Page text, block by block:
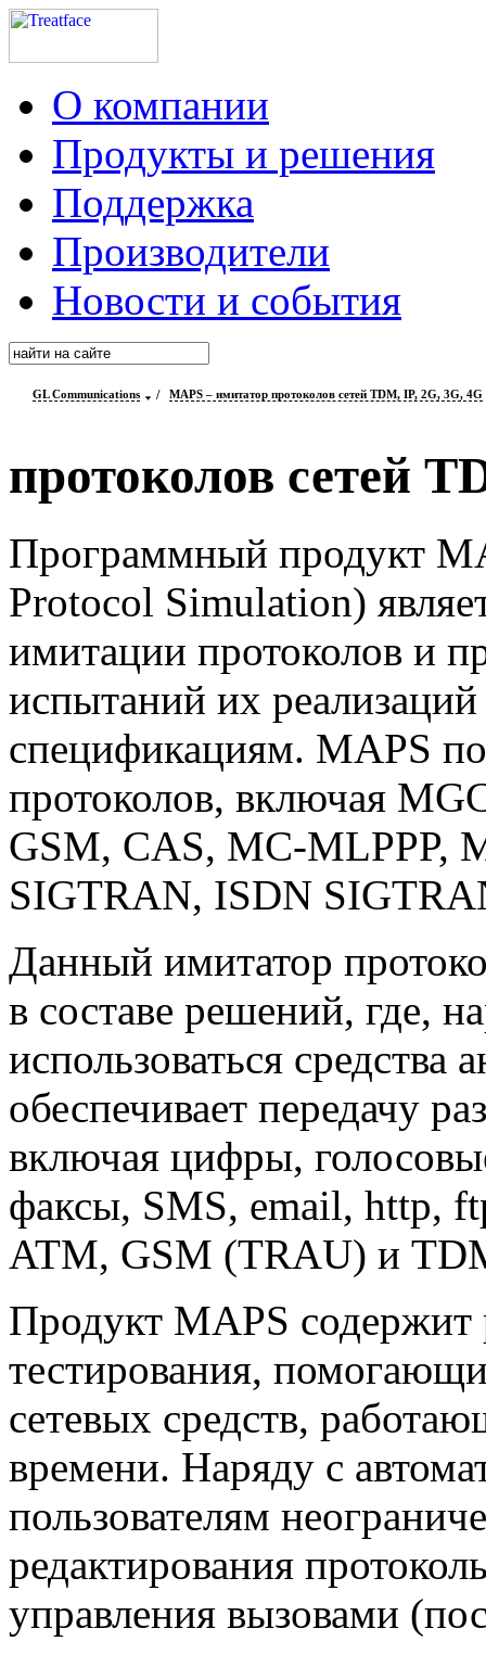
О компании
Продукты и решения
Поддержка
Производители
Новости и события
GL Communications / MAPS – имитатор протоколов сетей TDM, IP, 2G, 3G, 4G
протоколов сетей
Программный продукт
Protocol Simulation)
имитации протоколов и
испытаний их реализаций
спецификациям. MAPS
протоколов, включая
GSM, CAS, MC-MLPPP,
SIGTRAN, ISDN
Данный имитатор
в составе решений, где,
использоваться средства
обеспечивает передачу
включая цифры,
факсы, SMS, email, http,
ATM, GSM (TRAU) и
Продукт MAPS
тестирования,
сетевых средств,
времени. Наряду с
пользователям
редактирования
управления вызовами